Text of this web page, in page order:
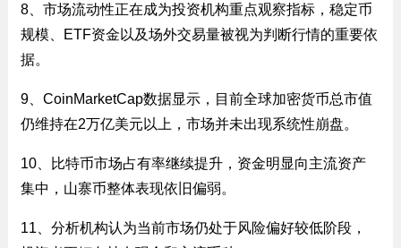
8、市场流动性正在成为投资机构重点观察指标，稳定币
规模、ETF资金以及场外交易量被视为判断行情的重要依
据。
9、CoinMarketCap数据显示，目前全球加密货币总市值
仍维持在2万亿美元以上，市场并未出现系统性崩盘。
10、比特币市场占有率继续提升，资金明显向主流资产
集中，山寨币整体表现依旧偏弱。
11、分析机构认为当前市场仍处于风险偏好较低阶段，